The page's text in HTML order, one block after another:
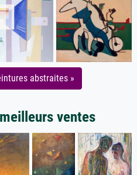
abstraites »
ventes